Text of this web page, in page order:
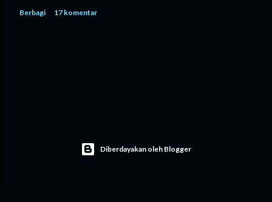
Berbagi 17 komentar
Diberdayakan oleh Blogger